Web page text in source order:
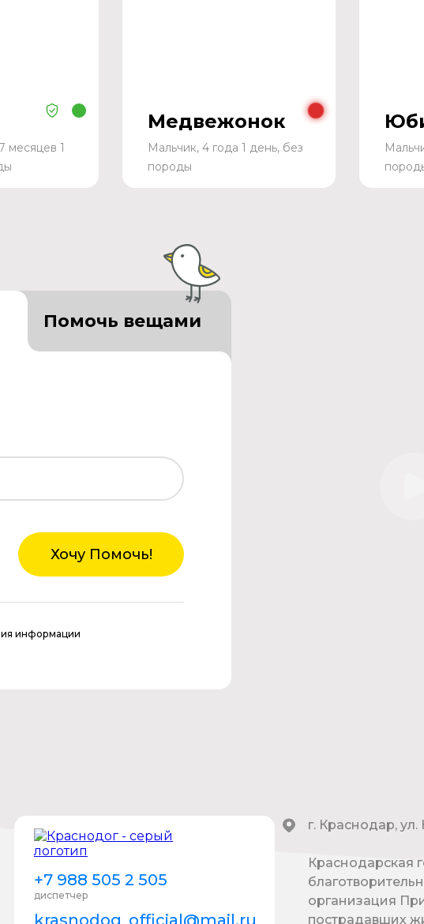
месяцев 1
Медвежонок
Мальчик, 4 года 1 день, без
породы
Помочь вещами
Хочу Помочь!
информации
+7 988 505 2 505
диспетчер
г. Краснодар,
Краснодарская
организация
пострадавших